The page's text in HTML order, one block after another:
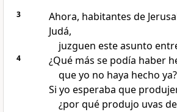
3
Ahora, habitantes de
Judá,
juzguen este asunto
4
¿Qué más se podía haber
que yo no haya hecho ya?
Si yo esperaba que
¿por qué produjo uvas